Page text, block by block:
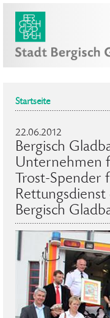
Startseite
22.06.2012
Bergisch
Unternehmen
Trost-Spender
Bergisch